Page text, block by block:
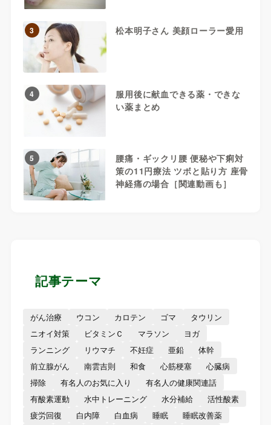
3 松本明子さん 美顔ローラー愛用
4
服用後に献血できる薬・できな
い薬まとめ
5
腰痛・ギックリ腰 便秘や下痢対
策の11円療法 ツボと貼り方 座骨
神経痛の場合［関連動画も］
記事テーマ
がん治療 ウコン カロテン ゴマ
タウリン
ニオイ対策
ビタミンＣ マラソン
ヨガ
ランニング
リウマチ 不妊症 亜鉛
体幹
前立腺がん
南雲吉則 和食 心筋梗塞
心臓病
掃除
有名人のお気に入り
有名人の健康関連話
有酸素運動
水中トレーニング 水分補給
活性酸素
疲労回復
白内障 白血病 睡眠
睡眠改善薬